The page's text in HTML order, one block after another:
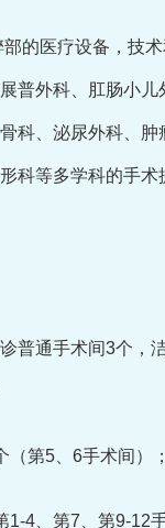
部的医疗设备，技
普外科、肛肠小儿
科、泌尿外科、肿
科等多学科的手术
普通手术间3个，
（第5、6手术间）；
1-4、第7、第9-12